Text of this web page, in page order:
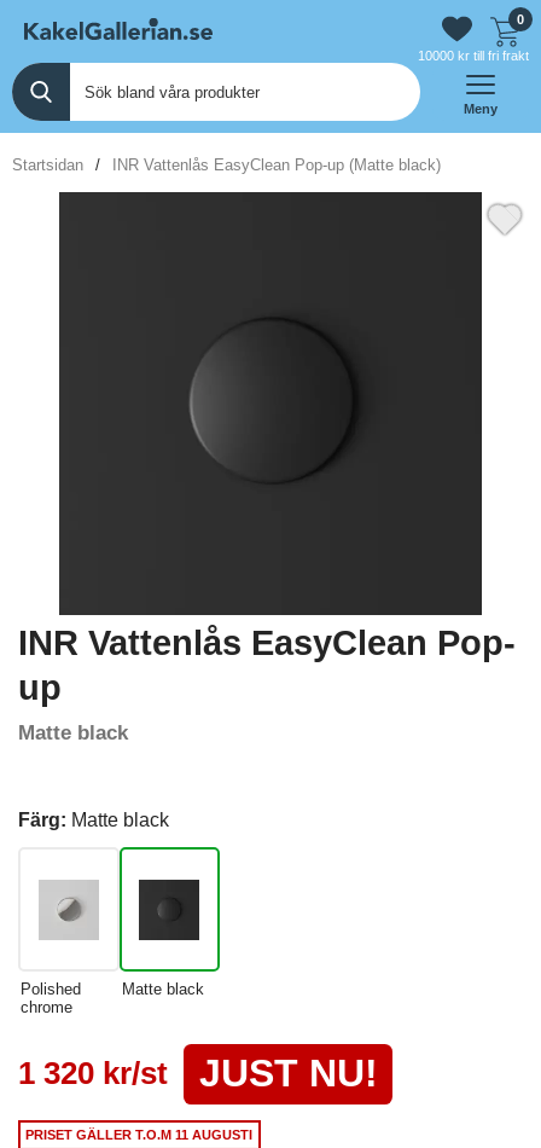
0
10000 kr till fri frakt
Meny
Startsidan INR Vattenlås EasyClean Pop-up (Matte black)
INR Vattenlås EasyClean Pop-
up
Matte black
Färg: Matte black
Polished
chrome
Matte black
1 320 kr/st JUST NU!
PRISET GÄLLERT.O.M 11 AUGUSTI